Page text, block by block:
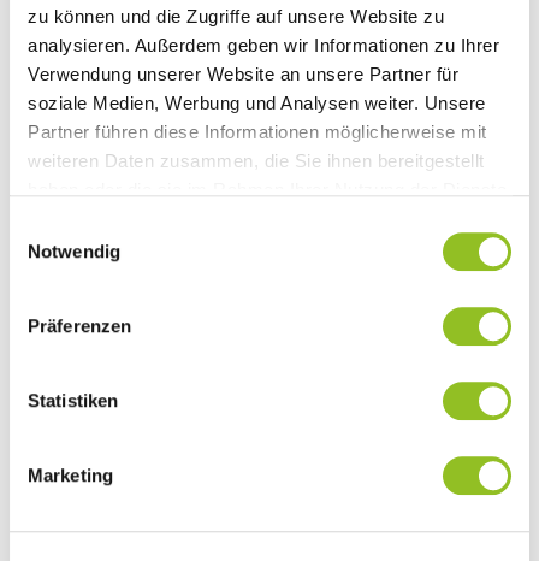
zu können und die Zugriffe auf unsere Website zu
analysieren. Außerdem geben wir Informationen zu Ihrer
Verwendung unserer Website an unsere Partner für
soziale Medien, Werbung und Analysen weiter. Unsere
Partner führen diese Informationen möglicherweise mit
weiteren Daten zusammen, die Sie ihnen bereitgestellt
Notwendig
Präferenzen
Statistiken
Marketing
UMSETZUNG IN ETAPPEN
Schritt für Schritt, nicht alles auf einmal.
LAUFENDE BETREUUNG
Ein fester Ansprechpartner, der Ihren Betrieb